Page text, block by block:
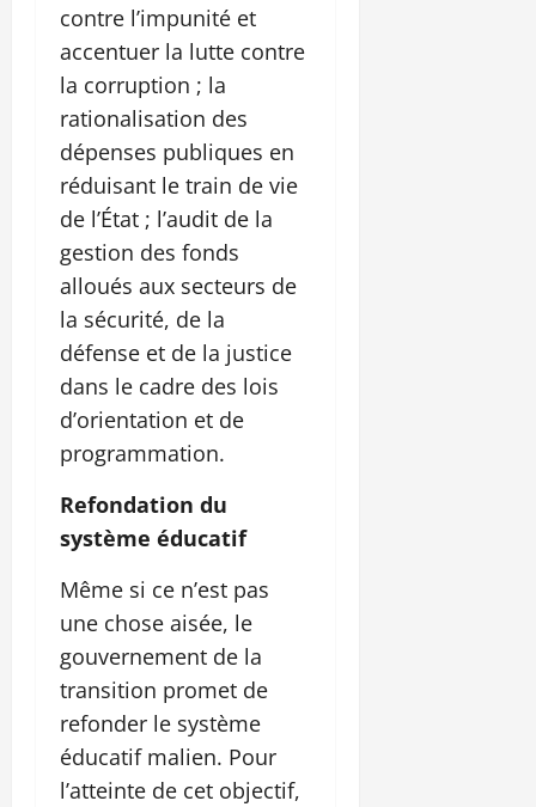
contre l’impunité et
accentuer la lutte contre
la corruption ; la
rationalisation des
dépenses publiques en
réduisant le train de vie
de l’État ; l’audit de la
gestion des fonds
alloués aux secteurs de
la sécurité, de la
défense et de la justice
dans le cadre des lois
d’orientation et de
programmation.
Refondation du
système éducatif
Même si ce n’est pas
une chose aisée, le
gouvernement de la
transition promet de
refonder le système
éducatif malien. Pour
l’atteinte de cet objectif,